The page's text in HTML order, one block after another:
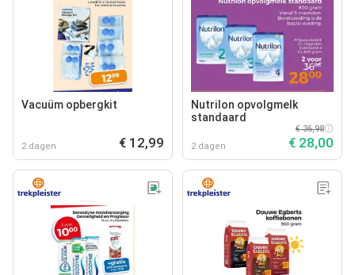
Vacuüm opbergkit
2 dagen € 12,99
Nutrilon opvolgmelk
standaard
2 dagen
€ 36,98
€ 28,00